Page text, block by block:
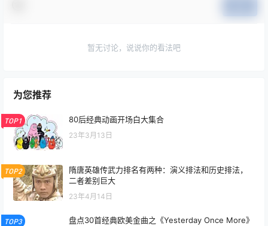
暂无讨论，说说你的看法吧
为您推荐
TOP1 80后经典动画开场白大集合
23年3月13日
TOP2
隋唐英雄传武力排名有两种：演义排法和历史排法，
二者差别巨大
23年4月14日
TOP3 盘点30首经典欧美金曲之《Yesterday Once More》